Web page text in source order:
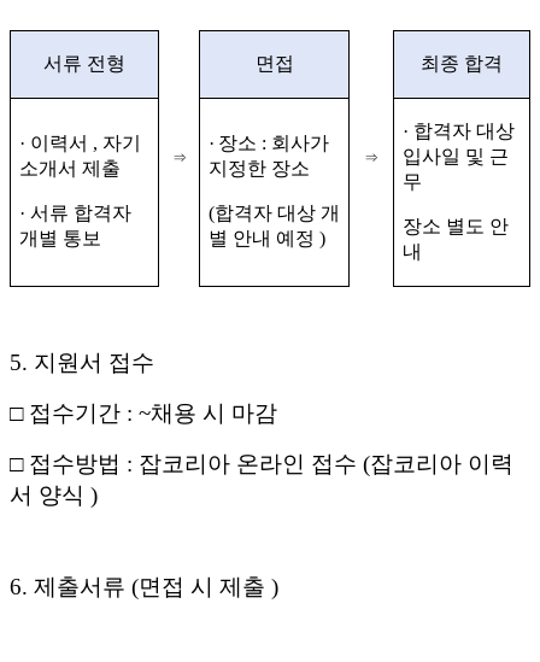
서류 전형
⇒
면접
⇒
최종 합격
· 이력서 , 자기
소개서 제출
· 서류 합격자
개별 통보
· 장소 : 회사가
지정한 장소
(합격자 대상 개
별 안내 예정 )
· 합격자 대상
입사일 및 근
무
장소 별도 안
내
5. 지원서 접수
□ 접수기간 : ~채용 시 마감
□ 접수방법 : 잡코리아 온라인 접수 (잡코리아 이력
서 양식 )
6. 제출서류 (면접 시 제출 )